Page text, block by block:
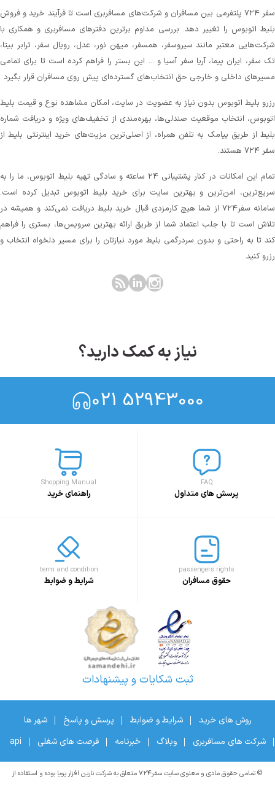
سفر ۷۲۴ پلتفرمی بین مسافران و شرکت‌های مسافربری است تا فرآیند خرید و فروش
بلیط اتوبوس را تغییر دهد. بررسی مداوم برترین دفترهای مسافربری و همکاری با
شرکت‌هایی معتبر مانند سیروسفر، همسفر، میهن‌ نور، عدل، رویال سفر، ترابر بیتا،
تک سفر، ایران پیما، آریا سفر آسیا و ... این بستر را فراهم کرده است تا برای تمامی
مسیرهای داخلی و خارجی حق انتخاب‌های گسترده‌ای پیش روی مسافران قرار بگیرد
رزرو بلیط اتوبوس بدون نیاز به عضویت در سایت، امکان مشاهده نوع و قیمت بلیط
اتوبوس، انتخاب موقعیت صندلی‌ها، بهره‌مندی از تخفیف‌های ویژه و دریافت شماره‌
بلیط از طریق پیامک به تلفن همراه، از اصلی‌ترین مزیت‌های خرید اینترنتی بلیط از
سفر ۷۲۴ هستند.
تمام این امکانات در کنار پشتیبانی‌ ۲۴ ساعته و سادگی تهیه بلیط اتوبوس، ما را به
سریع‌ترین، امن‌ترین و بهترین سایت برای خرید بلیط اتوبوس تبدیل کرده است.
سامانه سفر۷۲۴ از شما هیچ کارمزدی قبال خرید بلیط دریافت نمی‌کند و همیشه در
تلاش است تا با جلب اعتماد شما از طریق ارائه بهترین سرویس‌ها، بستری را فراهم
کند تا به راحتی و بدون سردرگمی بلیط مورد نیازتان را برای مسیر دلخواه انتخاب و
رزرو کنید.
نیاز به کمک دارید؟
021 52943000
FAQ
پرسش های متداول
Shopping Manual
راهنمای خرید
passengers rights
حقوق مسافران
term and condition
شرایط و ضوابط
ثبت شکایات و پیشنهادات
روش های خرید شرایط و ضوابط پرسش و پاسخ
شهر ها
شرکت های مسافربری
وبلاگ خبرنامه فرصت های شغلی api
© تمامی حقوق مادی و معنوی سایت سفر۷۲۴ متعلق به شرکت نارین افزار پویا بوده و استفاده از